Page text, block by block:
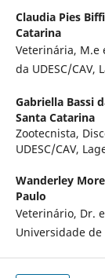
Claudia Pies
Catarina
Veterinária, M.e
da UDESC/CAV,
Gabriella Bassi
Santa Catarina
Zootecnista,
UDESC/CAV,
Wanderley
Paulo
Veterinário, Dr.
Universidade de